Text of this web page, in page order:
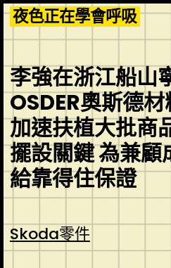
Skip
to
content
夜色正在學會呼吸
李強在浙江船山
OSDER奧斯德
加速扶植大批商
擺設關鍵 為兼顧
給靠得住保證
Skoda零件